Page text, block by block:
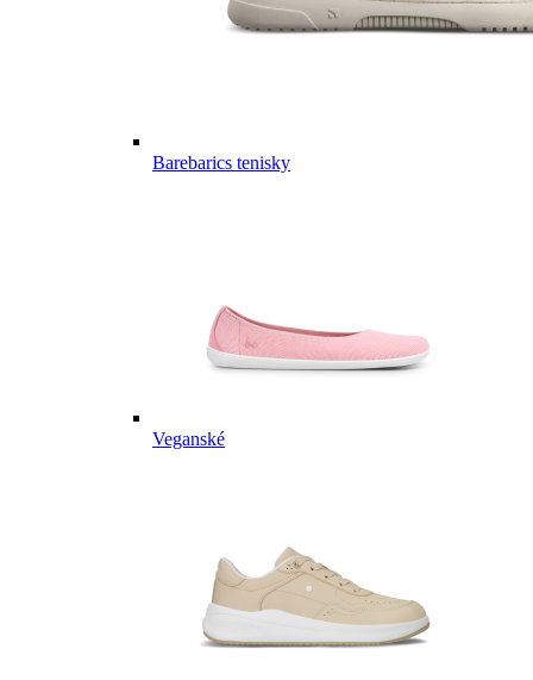
Barebarics tenisky
Veganské